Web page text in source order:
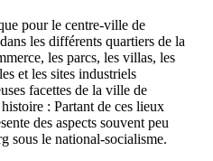
pour le centre-ville de
les différents quartiers de la
les parcs, les villas, les
et les sites industriels
facettes de la ville de
: Partant de ces lieux
des aspects souvent peu
sous le national-socialisme.